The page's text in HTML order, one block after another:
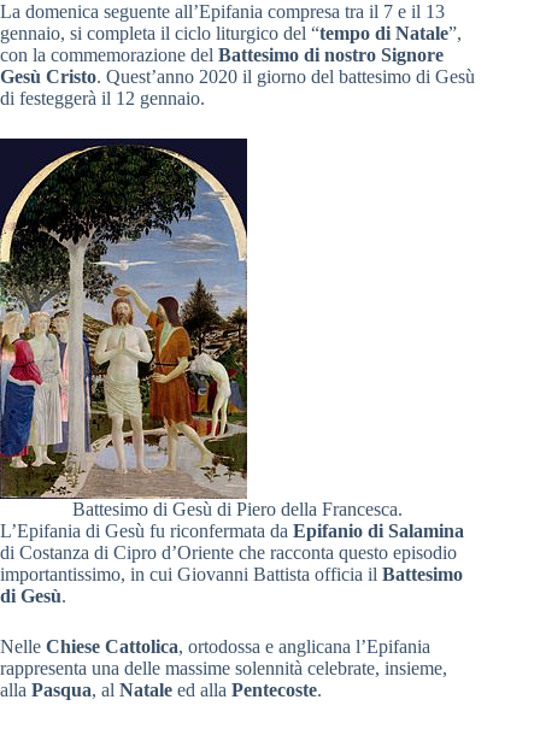
La domenica seguente all’Epifania compresa tra il 7 e il 13
gennaio, si completa il ciclo liturgico del “tempo di Natale”,
con la commemorazione del Battesimo di nostro Signore
Gesù Cristo. Quest’anno 2020 il giorno del battesimo di Gesù
di festeggerà il 12 gennaio.
Battesimo di Gesù di Piero della Francesca.
L’Epifania di Gesù fu riconfermata da Epifanio di Salamina
di Costanza di Cipro d’Oriente che racconta questo episodio
importantissimo, in cui Giovanni Battista officia il Battesimo
di Gesù.
Nelle Chiese Cattolica, ortodossa e anglicana l’Epifania
rappresenta una delle massime solennità celebrate, insieme,
alla Pasqua, al Natale ed alla Pentecoste.